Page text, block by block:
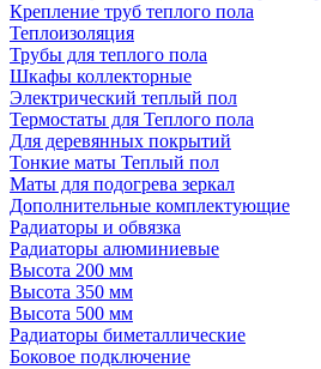
Крепление труб теплого пола
Теплоизоляция
Трубы для теплого пола
Шкафы коллекторные
Электрический теплый пол
Термостаты для Теплого пола
Для деревянных покрытий
Тонкие маты Теплый пол
Маты для подогрева зеркал
Дополнительные комплектующие
Радиаторы и обвязка
Радиаторы алюминиевые
Высота 200 мм
Высота 350 мм
Высота 500 мм
Радиаторы биметаллические
Боковое подключение